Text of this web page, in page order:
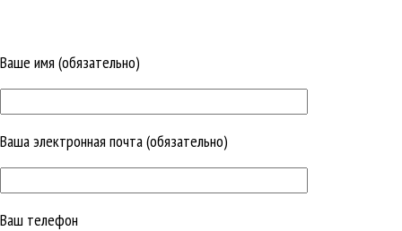
Ваше имя (обязательно)
Ваша электронная почта (обязательно)
Ваш телефон